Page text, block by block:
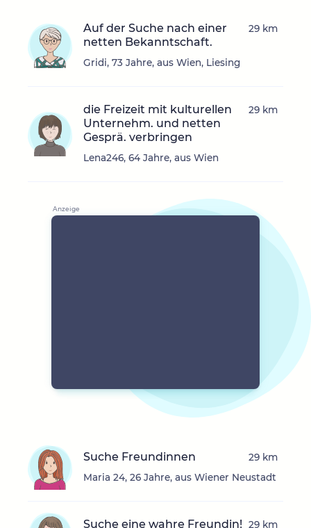
Auf der Suche nach einer
netten Bekanntschaft.
Gridi, 73 Jahre, aus Wien, Liesing
29 km
die Freizeit mit kulturellen
Unternehm. und netten
Gesprä. verbringen
Lena246, 64 Jahre, aus Wien
29 km
Suche Freundinnen
Maria 24, 26 Jahre, aus Wiener Neustadt
29 km
Suche eine wahre Freundin! 29 km